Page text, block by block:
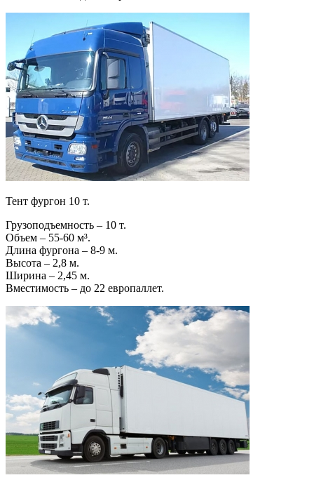
Тент фургон 10 т.
Грузоподъемность – 10 т.
Объем – 55-60 м³.
Длина фургона – 8-9 м.
Высота – 2,8 м.
Ширина – 2,45 м.
Вместимость – до 22 европаллет.